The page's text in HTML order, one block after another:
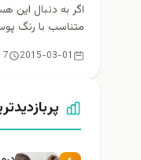
اگر به دنبال اين
متناسب با رنگ
2015-03-01 7 دقیقه مطالعه